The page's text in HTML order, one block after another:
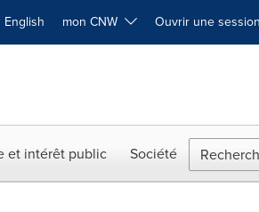
English mon CNW Ouvrir une session
et intérêt public Société